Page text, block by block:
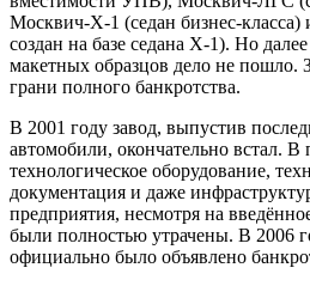
Москвич-Х-1 (седан бизнес-
создан на базе седана Х-1). Но
макетных образцов дело не пошло.
грани полного банкротства.
В 2001 году завод, выпустив
автомобили, окончательно встал.
технологическое оборудование,
документация и даже
предприятия, несмотря на
были полностью утрачены. В 2006
официально было объявлено